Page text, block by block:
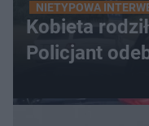
NIETYPOWA
Kobieta
Policjant